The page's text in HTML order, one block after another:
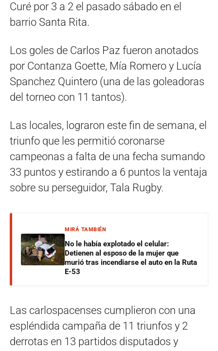
Curé por 3 a 2 el pasado sábado en el
barrio Santa Rita.
Los goles de Carlos Paz fueron anotados
por Contanza Goette, Mía Romero y Lucía
Spanchez Quintero (una de las goleadoras
del torneo con 11 tantos).
Las locales, lograron este fin de semana, el
triunfo que les permitió coronarse
campeonas a falta de una fecha sumando
33 puntos y estirando a 6 puntos la ventaja
sobre su perseguidor, Tala Rugby.
MIRÁ TAMBIÉN
No le había explotado el celular:
Detienen al esposo de la mujer que
murió tras incendiarse el auto en la Ruta
E-53
Las carlospacenses cumplieron con una
espléndida campaña de 11 triunfos y 2
derrotas en 13 partidos disputados y